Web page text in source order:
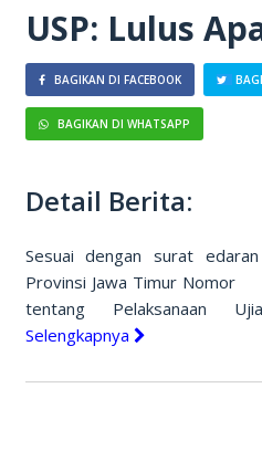
USP: Lulus
BAGIKAN DI FACEBOOK
BAGIKAN DI WHATSAPP
Detail Berita:
Sesuai dengan surat
Provinsi Jawa Timur
tentang Pelaksanaan
Selengkapnya